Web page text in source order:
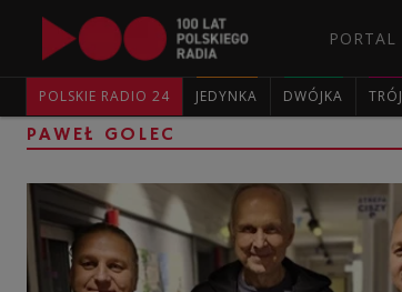
POLSKIE RADIO 24 JEDYNKA DWÓJKA
PAWEŁ GOLEC